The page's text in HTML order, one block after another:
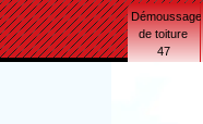
Démoussage
de toiture
47